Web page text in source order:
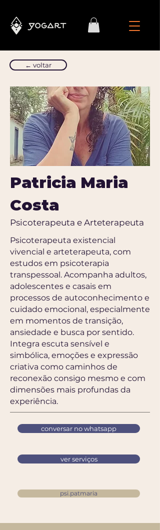
← voltar
Patricia Maria
Costa
Psicoterapeuta e Arteterapeuta
Psicoterapeuta existencial
vivencial e arteterapeuta, com
estudos em psicoterapia
transpessoal. Acompanha adultos,
adolescentes e casais em
processos de autoconhecimento e
cuidado emocional, especialmente
em momentos de transição,
ansiedade e busca por sentido.
Integra escuta sensível e
simbólica, emoções e expressão
criativa como caminhos de
reconexão consigo mesmo e com
dimensões mais profundas da
experiência.
conversar no whatsapp
ver serviços
psi.patmaria